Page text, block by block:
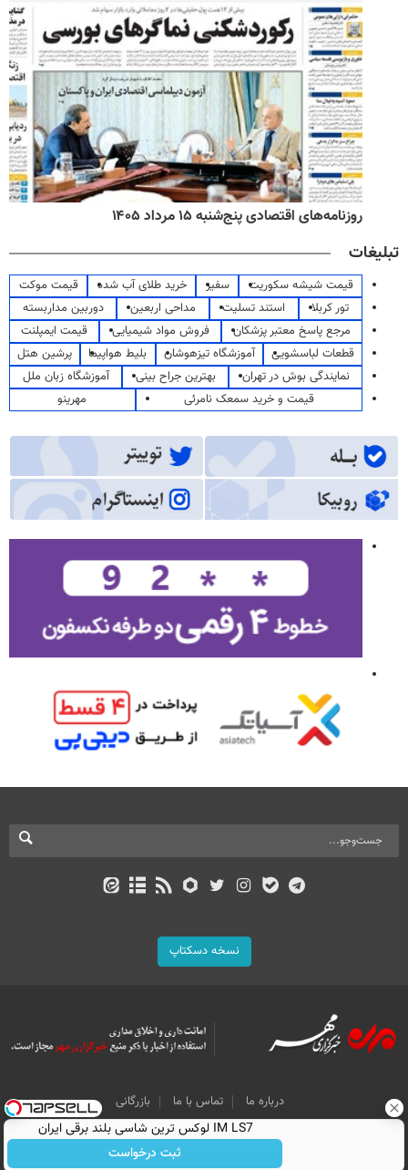
روزنامه‌های اقتصادی پنج‌شنبه ۱۵ مرداد ۱۴۰۵
تبلیغات
قیمت شیشه سکوریت سفیر خرید طلای آب شده
قیمت موکت
تور کربلا
استند تسلیت مداحی اربعین
دوربین مداربسته
مرجع پاسخ معتبر پزشکان
فروش مواد شیمیایی
قیمت ایمپلنت
قطعات لباسشویی
آموزشگاه تیزهوشان بلیط هواپیما
پرشین هتل
نمایندگی بوش در تهران
بهترین جراح بینی
آموزشگاه زبان ملل
قیمت و خرید سمعک نامرئی
مهرینو
نسخه دسکتاپ
درباره ما تماس با ما
بازرگانی
All Content by Mehr News Agency is licensed under a Creative Commons
Attribution 4.0 International License.
IM LS7 لوکس ترین شاسی بلند برقی ایران
ثبت درخواست